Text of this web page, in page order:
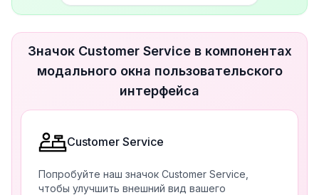
Значок Customer Service в компонентах
модального окна пользовательского
интерфейса
Customer Service
Попробуйте наш значок Customer Service,
чтобы улучшить внешний вид вашего